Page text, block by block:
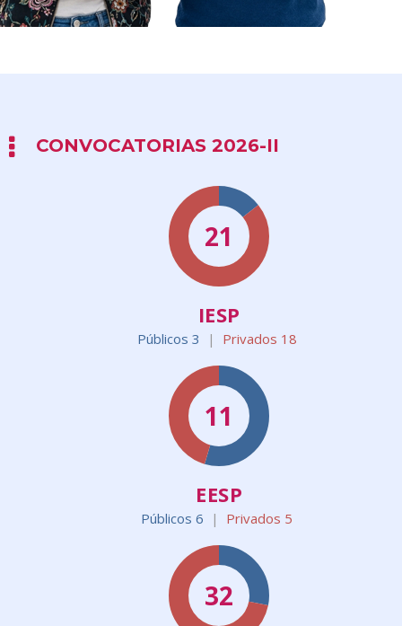
CONVOCATORIAS 2026-II
21
IESP
Públicos 3 | Privados 18
11
EESP
Públicos 6 | Privados 5
32